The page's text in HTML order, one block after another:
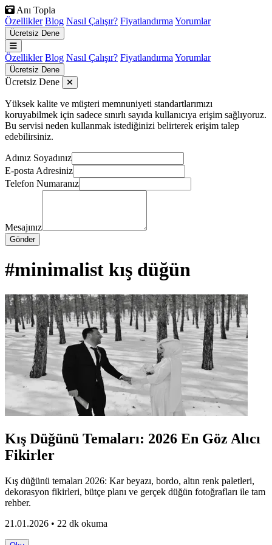
Anı Topla
Özellikler Blog Nasıl Çalışır? Fiyatlandırma Yorumlar
Ücretsiz Dene
Özellikler Blog Nasıl Çalışır? Fiyatlandırma Yorumlar
Ücretsiz Dene
Ücretsiz Dene
Yüksek kalite ve müşteri memnuniyeti standartlarımızı
koruyabilmek için sadece sınırlı sayıda kullanıcıya erişim sağlıyoruz.
Bu servisi neden kullanmak istediğinizi belirterek erişim talep
edebilirsiniz.
Adınız Soyadınız
E-posta Adresiniz
Telefon Numaranız
Mesajınız
Gönder
#minimalist kış düğün
Kış Düğünü Temaları: 2026 En Göz Alıcı
Fikirler
Kış düğünü temaları 2026: Kar beyazı, bordo, altın renk paletleri,
dekorasyon fikirleri, bütçe planı ve gerçek düğün fotoğrafları ile tam
rehber.
21.01.2026 • 22 dk okuma